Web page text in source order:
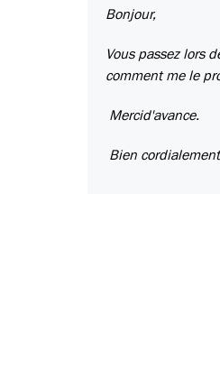
Bonjour,
Vous passez lors
comment me le
Mercid'avance.
Bien